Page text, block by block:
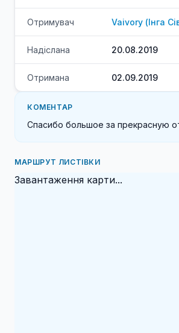
Отримувач Vaivory (Інга
Надіслана 20.08.2019
Отримана 02.09.2019
КОМЕНТАР
Спасибо большое за прекрасную
МАРШРУТ ЛИСТІВКИ
Завантаження карти...